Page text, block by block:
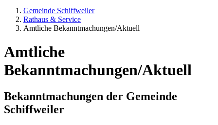
Gemeinde Schiffweiler
Rathaus & Service
Amtliche Bekanntmachungen/Aktuell
Amtliche
Bekanntmachungen/Aktuell
Bekanntmachungen der Gemeinde
Schiffweiler